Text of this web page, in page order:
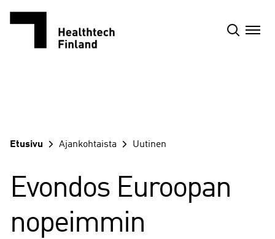
Etusivu Ajankohtaista Uutinen
Evondos Euroopan
nopeimmin